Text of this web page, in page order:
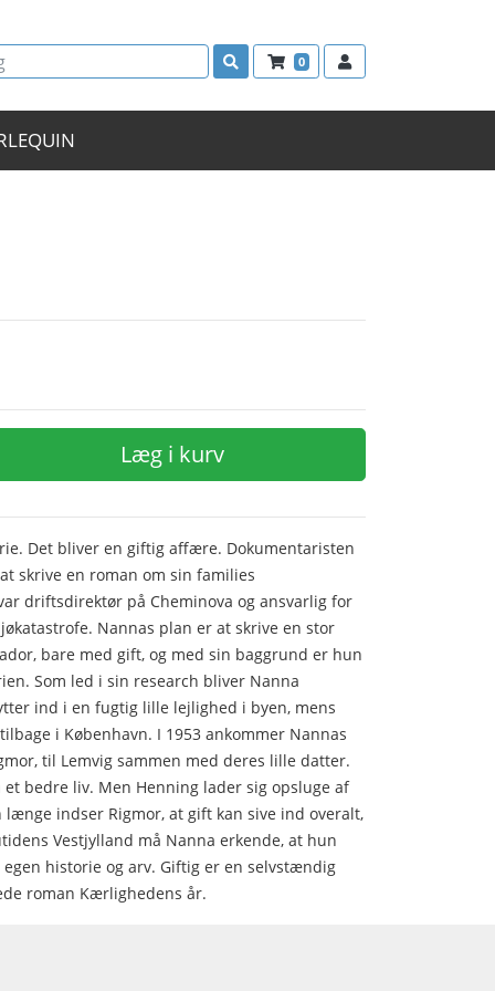
0
Læg i kurv
Det bliver en giftig affære. Dokumentaristen
skrive en roman om sin families
driftsdirektør på Cheminova og ansvarlig for
Nannas plan er at skrive en stor
bare med gift, og med sin baggrund er hun
Som led i sin research bliver Nanna
ind i en fugtig lille lejlighed i byen, mens
i København. I 1953 ankommer Nannas
til Lemvig sammen med deres lille datter.
bedre liv. Men Henning lader sig opsluge af
indser Rigmor, at gift kan sive ind overalt,
Vestjylland må Nanna erkende, at hun
historie og arv. Giftig er en selvstændig
roman Kærlighedens år.